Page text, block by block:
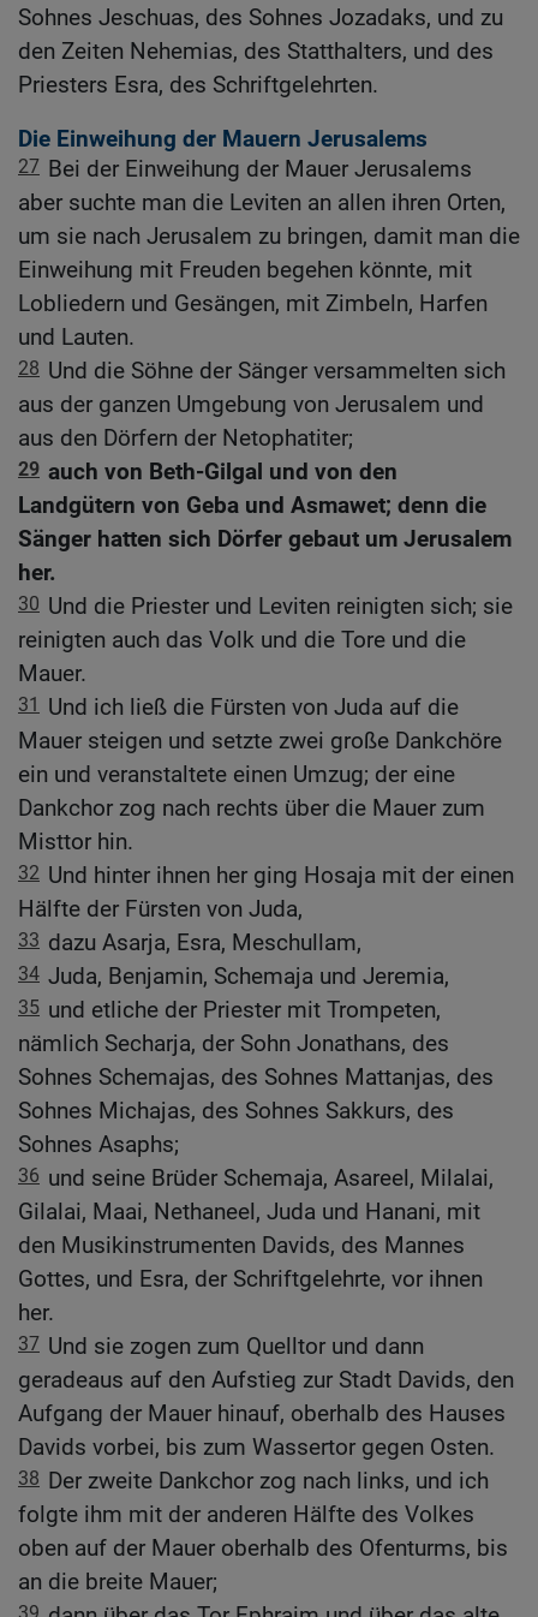
Sohnes Jeschuas, des Sohnes Jozadaks, und zu
den Zeiten Nehemias, des Statthalters, und des
Priesters Esra, des Schriftgelehrten.
Die Einweihung der Mauern Jerusalems
27 Bei der Einweihung der Mauer Jerusalems
aber suchte man die Leviten an allen ihren Orten,
um sie nach Jerusalem zu bringen, damit man die
Einweihung mit Freuden begehen könnte, mit
Lobliedern und Gesängen, mit Zimbeln, Harfen
und Lauten.
28 Und die Söhne der Sänger versammelten sich
aus der ganzen Umgebung von Jerusalem und
aus den Dörfern der Netophatiter;
29 auch von Beth-Gilgal und von den
Landgütern von Geba und Asmawet; denn die
Sänger hatten sich Dörfer gebaut um Jerusalem
her.
30 Und die Priester und Leviten reinigten sich; sie
reinigten auch das Volk und die Tore und die
Mauer.
31
Und ich ließ die Fürsten von Juda auf die
Mauer steigen und setzte zwei große Dankchöre
ein und veranstaltete einen Umzug; der eine
Dankchor zog nach rechts über die Mauer zum
Misttor hin.
32 Und hinter ihnen her ging Hosaja mit der einen
Hälfte der Fürsten von Juda,
33 dazu Asarja, Esra, Meschullam,
34 Juda, Benjamin, Schemaja und Jeremia,
35 und etliche der Priester mit Trompeten,
nämlich Secharja, der Sohn Jonathans, des
Sohnes Schemajas, des Sohnes Mattanjas, des
Sohnes Michajas, des Sohnes Sakkurs, des
Sohnes Asaphs;
36 und seine Brüder Schemaja, Asareel, Milalai,
Gilalai, Maai, Nethaneel, Juda und Hanani, mit
den Musikinstrumenten Davids, des Mannes
Gottes, und Esra, der Schriftgelehrte, vor ihnen
her.
37 Und sie zogen zum Quelltor und dann
geradeaus auf den Aufstieg zur Stadt Davids, den
Aufgang der Mauer hinauf, oberhalb des Hauses
Davids vorbei, bis zum Wassertor gegen Osten.
38 Der zweite Dankchor zog nach links, und ich
folgte ihm mit der anderen Hälfte des Volkes
oben auf der Mauer oberhalb des Ofenturms, bis
an die breite Mauer;